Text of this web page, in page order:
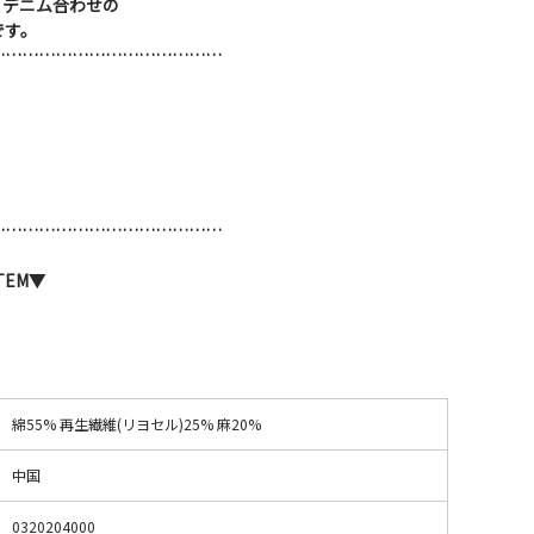
ニム合わせの
。
綿55% 再生繊維(リヨセル)25% 麻20%
中国
0320204000